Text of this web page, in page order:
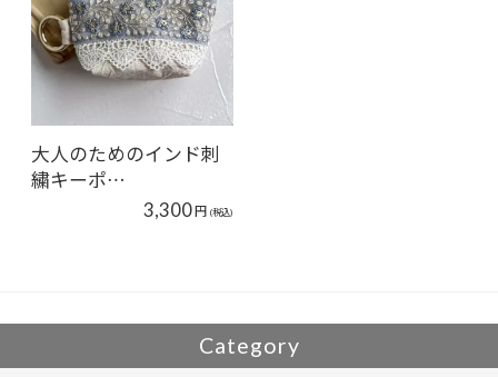
大人のためのインド刺
繍キーポ…
3,300円 (税込)
Category